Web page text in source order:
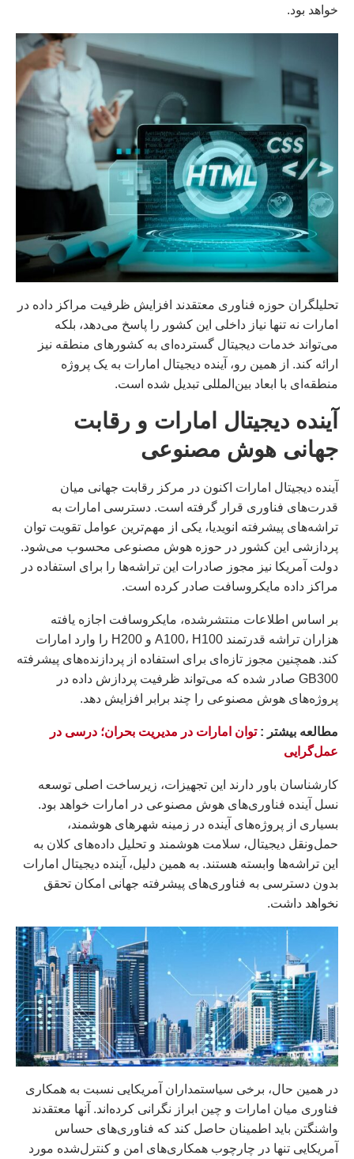
خواهد بود.
تحلیلگران حوزه فناوری معتقدند افزایش ظرفیت مراکز داده در
امارات نه تنها نیاز داخلی این کشور را پاسخ می‌دهد، بلکه
می‌تواند خدمات دیجیتال گسترده‌ای به کشورهای منطقه نیز
ارائه کند. از همین رو، آینده دیجیتال امارات به یک پروژه
منطقه‌ای با ابعاد بین‌المللی تبدیل شده است.
آینده دیجیتال امارات و رقابت
جهانی هوش مصنوعی
آینده دیجیتال امارات اکنون در مرکز رقابت جهانی میان
قدرت‌های فناوری قرار گرفته است. دسترسی امارات به
تراشه‌های پیشرفته انویدیا، یکی از مهم‌ترین عوامل تقویت توان
پردازشی این کشور در حوزه هوش مصنوعی محسوب می‌شود.
دولت آمریکا نیز مجوز صادرات این تراشه‌ها را برای استفاده در
مراکز داده مایکروسافت صادر کرده است.
بر اساس اطلاعات منتشرشده، مایکروسافت اجازه یافته
هزاران تراشه قدرتمند A100، H100 و H200 را وارد امارات
کند. همچنین مجوز تازه‌ای برای استفاده از پردازنده‌های پیشرفته
GB300 صادر شده که می‌تواند ظرفیت پردازش داده در
پروژه‌های هوش مصنوعی را چند برابر افزایش دهد.
مطالعه بيشتر :توان امارات در مدیریت بحران؛ درسی در
عمل‌گرایی
کارشناسان باور دارند این تجهیزات، زیرساخت اصلی توسعه
نسل آینده فناوری‌های هوش مصنوعی در امارات خواهد بود.
بسیاری از پروژه‌های آینده در زمینه شهرهای هوشمند،
حمل‌ونقل دیجیتال، سلامت هوشمند و تحلیل داده‌های کلان به
این تراشه‌ها وابسته هستند. به همین دلیل، آینده دیجیتال امارات
بدون دسترسی به فناوری‌های پیشرفته جهانی امکان تحقق
نخواهد داشت.
در همین حال، برخی سیاستمداران آمریکایی نسبت به همکاری
فناوری میان امارات و چین ابراز نگرانی کرده‌اند. آنها معتقدند
واشنگتن باید اطمینان حاصل کند که فناوری‌های حساس
آمریکایی تنها در چارچوب همکاری‌های امن و کنترل‌شده مورد